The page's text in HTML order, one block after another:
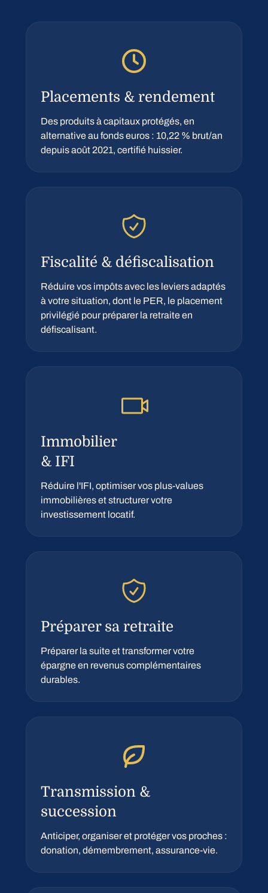
Placements & rendement
Des produits à capitaux protégés, en
alternative au fonds euros : 10,22 % brut/an
depuis août 2021, certifié huissier.
Fiscalité & défiscalisation
Réduire vos impôts avec les leviers adaptés
à votre situation, dont le PER, le placement
privilégié pour préparer la retraite en
défiscalisant.
Immobilier
& IFI
Réduire l'IFI, optimiser vos plus-values
immobilières et structurer votre
investissement locatif.
Préparer sa retraite
Préparer la suite et transformer votre
épargne en revenus complémentaires
durables.
Transmission &
succession
Anticiper, organiser et protéger vos proches :
donation, démembrement, assurance-vie.